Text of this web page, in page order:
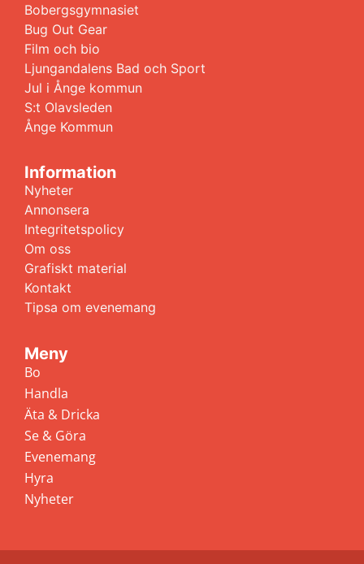
Bobergsgymnasiet
Bug Out Gear
Film och bio
Ljungandalens Bad och Sport
Jul i Ånge kommun
S:t Olavsleden
Ånge Kommun
Information
Nyheter
Annonsera
Integritetspolicy
Om oss
Grafiskt material
Kontakt
Tipsa om evenemang
Meny
Bo
Handla
Äta & Dricka
Se & Göra
Evenemang
Hyra
Nyheter